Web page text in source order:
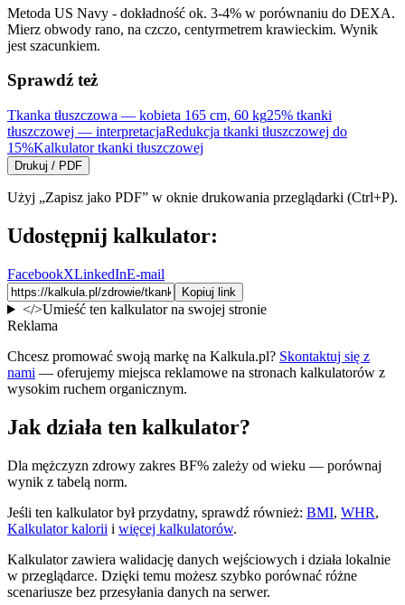
Metoda US Navy - dokładność ok. 3-4% w porównaniu do DEXA.
Mierz obwody rano, na czczo, centyrmetrem krawieckim. Wynik
jest szacunkiem.
Sprawdź też
Tkanka tłuszczowa — kobieta 165 cm, 60 kg25% tkanki
tłuszczowej — interpretacjaRedukcja tkanki tłuszczowej do
15%Kalkulator tkanki tłuszczowej
Drukuj / PDF
Użyj „Zapisz jako PDF” w oknie drukowania przeglądarki (Ctrl+P).
Udostępnij kalkulator:
FacebookXLinkedInE-mail
Kopiuj link
</>Umieść ten kalkulator na swojej stronie
Reklama
Chcesz promować swoją markę na Kalkula.pl? Skontaktuj się z
nami — oferujemy miejsca reklamowe na stronach kalkulatorów z
wysokim ruchem organicznym.
Jak działa ten kalkulator?
Dla mężczyzn zdrowy zakres BF% zależy od wieku — porównaj
wynik z tabelą norm.
Jeśli ten kalkulator był przydatny, sprawdź również: BMI, WHR,
Kalkulator kalorii i więcej kalkulatorów.
Kalkulator zawiera walidację danych wejściowych i działa lokalnie
w przeglądarce. Dzięki temu możesz szybko porównać różne
scenariusze bez przesyłania danych na serwer.